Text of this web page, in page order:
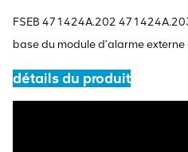
FSEB 471424A.202
base du module d'alarme externe
détails du produit